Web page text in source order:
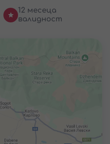
12 месеца
валидност